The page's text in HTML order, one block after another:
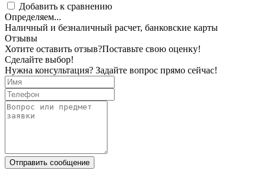
Добавить к сравнению
Определяем...
Наличный и безналичный расчет, банковские карты
Отзывы
Хотите оставить отзыв?Поставьте свою оценку!
Сделайте выбор!
Нужна консультация? Задайте вопрос прямо сейчас!
Отправить сообщение